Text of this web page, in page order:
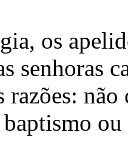
os
senhoras
razões: